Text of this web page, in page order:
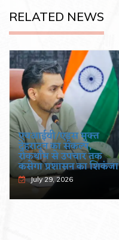
RELATED NEWS
एचआईवी/एड्स मुक्त
देहरादून का संकल्प,
रोकथाम से उपचार तक
कसेगा प्रशासन का शिकंजा
July 29, 2026